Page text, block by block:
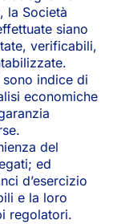
la Società
siano
verificabili,
indice di
economiche
del
ed
d’esercizio
e la loro
regolatori.